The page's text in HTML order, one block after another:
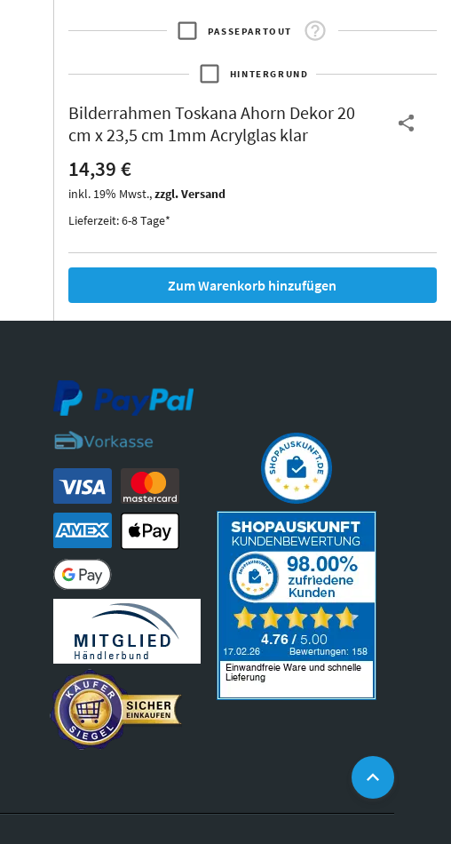
Thurgau
Thurgau
*Canvas*
Burgund
Kunststoff
Ohio
PASSEPARTOUT
HINTERGRUND
Bilderrahmen Toskana Ahorn Dekor 20
cm x 23,5 cm 1mm Acrylglas klar
14,39 €
inkl. 19% Mwst.,zzgl. Versand
Lieferzeit: 6-8 Tage*
Zum Warenkorb hinzufügen